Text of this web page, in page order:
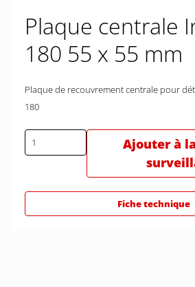
Plaque centrale
180 55 x 55 mm
Plaque de recouvrement centrale pour
180
Ajouter à
Fiche technique